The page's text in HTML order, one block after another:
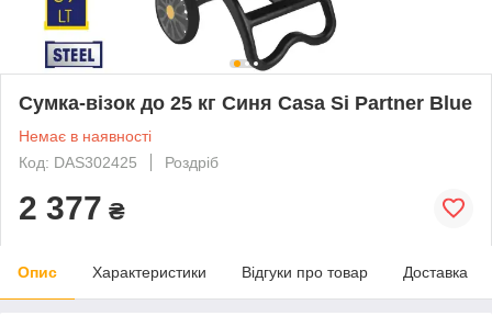
Сумка-візок до 25 кг Синя Casa Si Partner Blue
Немає в наявності
Код: DAS302425
Роздріб
2 377 ₴
Опис Характеристики Відгуки про товар Доставка